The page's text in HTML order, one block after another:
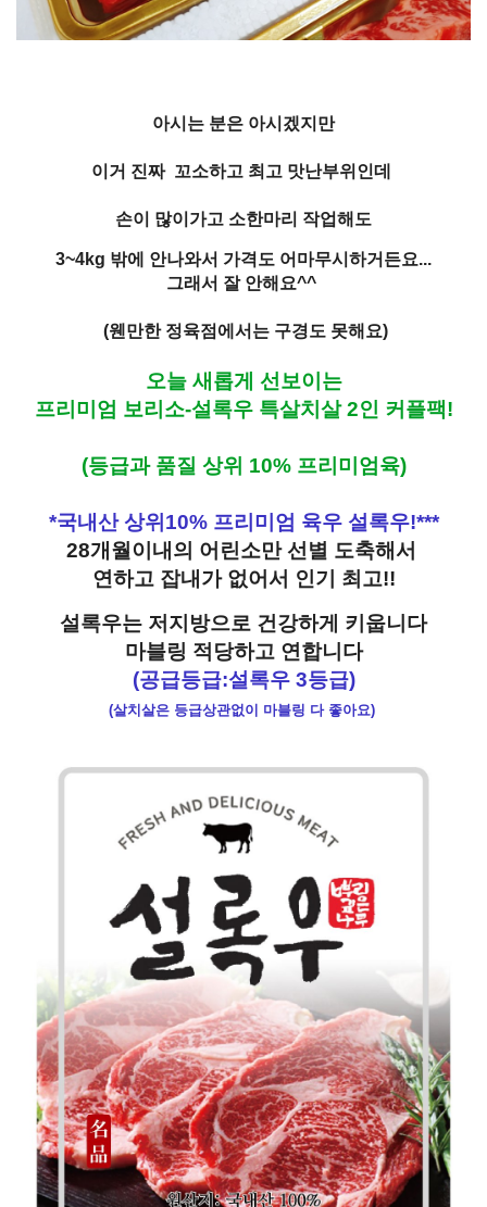
아시는 분은 아시겠지만
이거 진짜 꼬소하고 최고 맛난부위인데
손이 많이가고 소한마리 작업해도
3~4kg 밖에 안나와서 가격도 어마무시하거든요...
그래서 잘 안해요^^
(웬만한 정육점에서는 구경도 못해요)
오늘 새롭게 선보이는
프리미엄 보리소-설록우 특살치살 2인 커플팩!
(등급과 품질 상위 10% 프리미엄육)
*국내산 상위10% 프리미엄 육우 설록우!***
28개월이내의 어린소만 선별 도축해서
연하고 잡내가 없어서 인기 최고!!
설록우는 저지방으로 건강하게 키웁니다
마블링 적당하고 연합니다
(공급등급:설록우 3등급)
(살치살은 등급상관없이 마블링 다 좋아요)